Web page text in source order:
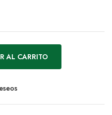
AL CARRITO